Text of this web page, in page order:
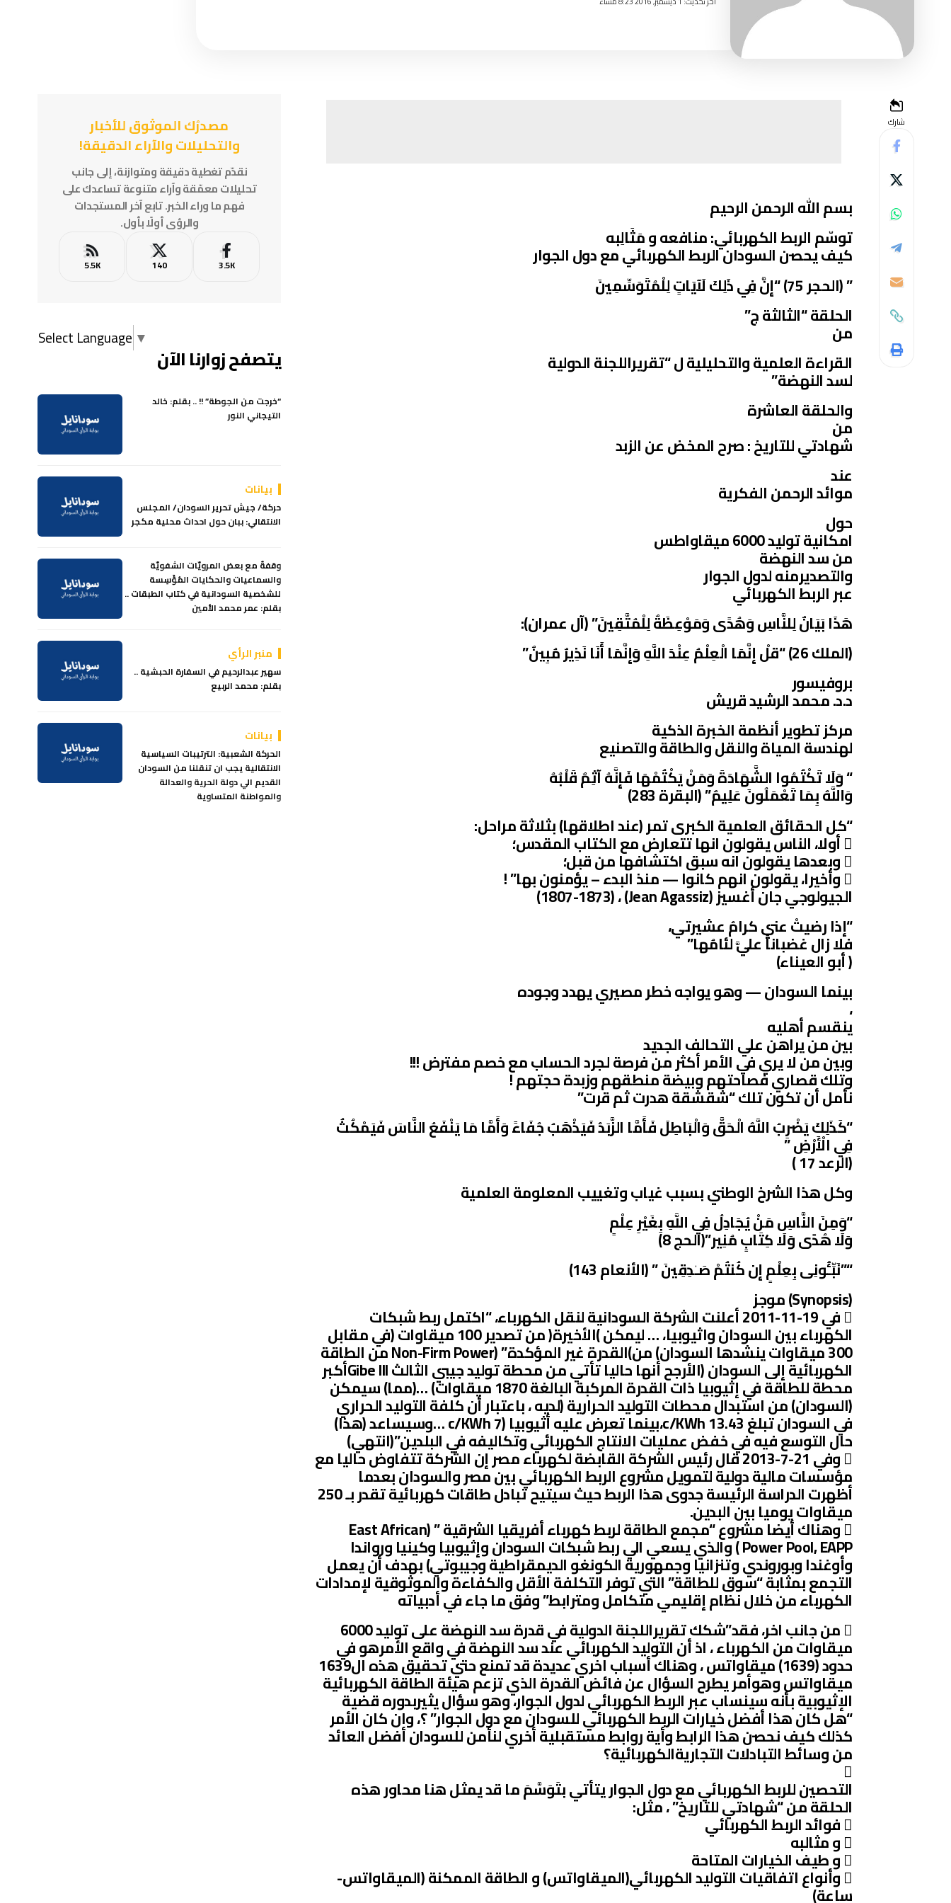
شارك
بسم الله الرحمن الرحيم
توسّم الربط الكهربائي: منافعه و مَثَالِبه
كيف يحصن السودان الربط الكهربائي مع دول الجوار
” (الحجر 75) “إِنَّ فِي ذَلِكَ لَآيَاتٍ لِلْمُتَوَسِّمِينَ
الحلقة “الثالثة ج”
من
القراءة العلمية والتحليلية ل “تقريراللجنة الدولية
لسد النهضة”
والحلقة العاشرة
من
شهادتي للتاريخ : صرح المخض عن الزبد
عند
موائد الرحمن الفكرية
حول
امكانية توليد 6000 ميقاواطس
من سد النهضة
والتصديرمنه لدول الجوار
عبر الربط الكهربائي
هَذَا بَيَانٌ لِلنَّاسِ وَهُدًى وَمَوْعِظَةٌ لِلْمُتَّقِينَ” (آل عمران):
(الملك 26) “قلْ إِنَّمَا الْعِلْمُ عِنْدَ اللَّهِ وَإِنَّمَا أَنَا نَذِيرٌ مُبِينٌ”
بروفيسور
د.د. محمد الرشيد قريش
مركز تطوير أنظمة الخبرة الذكية
لهندسة المياة والنقل والطاقة والتصنيع
“ وَلَا تَكْتُمُوا الشَّهَادَةَ وَمَنْ يَكْتُمْهَا فَإِنَّهُ آثِمٌ قَلْبُهُ
وَاللَّهُ بِمَا تَعْمَلُونَ عَلِيمٌ” (البقرة 283)
“كل الحقائق العلمية الكبرى تمر (عند اطلاقها) بثلاثة مراحل:
 أولا، الناس يقولون انها تتعارض مع الكتاب المقدس؛
 وبعدها يقولون انه سبق اكتشافها من قبل؛
 وأخيرا، يقولون انهم كانوا — منذ البدء – يؤمنون بها” !
الجيولوجي جان أغسيز (Jean Agassiz) ، (1807-1873)
“إذا رضيتْ عني كرامُ عشيرتي،
فلا زال غضباناً عليَّ لئامُها”
( أبو العيناء)
بينما السودان — وهو يواجه خطر مصيري يهدد وجوده
،
ينقسم أهليه
بين من يراهن علي التحالف الجديد
وبين من لا يري في الأمر أكثر من فرصة لجرد الحساب مع خصم مفترض !!!
وتلك قصاري فصاحتهم وبيضة منطقهم وزبدة حجتهم !
نأمل أن تكون تلك “شقشقة هدرت ثم قرت”
“كَذَلِكَ يَضْرِبُ اللَّهُ الْحَقَّ وَالْبَاطِلَ فَأَمَّا الزَّبَدُ فَيَذْهَبُ جُفَاءً وَأَمَّا مَا يَنْفَعُ النَّاسَ فَيَمْكُثُ
فِي الْأَرْضِ ”
(الرعد 17 )
وكل هذا الشرخ الوطني بسبب غياب وتغييب المعلومة العلمية
“وَمِنَ النَّاسِ مَنْ يُجَادِلُ فِي اللَّهِ بِغَيْرِ عِلْمٍ
وَلَا هُدًى وَلَا كِتَابٍ مُنِير”(الحج 8)
“”نَبِّـُٔونِى بِعِلْمٍ إِن كُنتُمْ صَـٰدِقِينَ ” (الأنعام 143)
(Synopsis) موجز
 في 19-11-2011 أعلنت الشركة السودانية لنقل الكهرباء، “اكتمل ربط شبكات
الكهرباء بين السودان واثيوبيا، … ليمكن )الأخيرة( من تصدير 100 ميقاوات (في مقابل
300 ميقاوات ينشدها السودان) من)القدرة غير المؤكدة” (Non-Firm Power من الطاقة
الكهربائية إلى السودان (الأرجح أنها حاليا تأتي من محطة توليد جيبي الثالث Gibe IIIأكبر
محطة للطاقة في إثيوبيا ذات القدرة المركبة البالغة 1870 ميقاوات) …(مما) سيمكن
(السودان) من استبدال محطات التوليد الحرارية (لديه ، باعتبار أن كلفة التوليد الحراري
في السودان تبلغ 13.43 c/KWh،بينما تعرض عليه أثيوبيا (7 c/KWh …وسيساعد (هذا)
حال التوسع فيه في خفض عمليات الانتاج الكهربائي وتكاليفه في البلدين”(انتهي)
 وفي 21-7-2013 قال رئيس الشركة القابضة لكهرباء مصر إن الشركة تتفاوض حاليا مع
مؤسسات مالية دولية لتمويل مشروع الربط الكهربائي بين مصر والسودان بعدما
أظهرت الدراسة الرئيسة جدوى هذا الربط حيث سيتيح تبادل طاقات كهربائية تقدر بـ 250
ميقاوات يوميا بين البدين.
 وهناك أيضا مشروع “مجمع الطاقة لربط كهرباء أفريقيا الشرقية ” (East African
Power Pool, EAPP ) والذي يسعي الي ربط شبكات السودان وإثيوبيا وكينيا ورواندا
وأوغندا وبوروندي وتنزانيا وجمهورية الكونغو الديمقراطية وجيبوتي) بهدف أن يعمل
التجمع بمثابة “سوق للطاقة” التي توفر التكلفة الأقل والكفاءة والموثوقية لإمدادات
الكهرباء من خلال نظام إقليمي متكامل ومترابط” وفق ما جاء في أدبياته
 من جانب اخر، فقد”شكك تقريراللجنة الدولية في قدرة سد النهضة على توليد 6000
ميقاوات من الكهرباء ، اذ أن التوليد الكهربائي عند سد النهضة في واقع الأمرهو في
حدود (1639) ميقاواتس ، وهناك أسباب اخري عديدة قد تمنع حتي تحقيق هذه ال1639
ميقاواتس وهوأمر يطرح السؤال عن فائض القدرة الذي تزعم هيئة الطاقة الكهربائية
الإثيوبية بأنه سينساب عبر الربط الكهربائي لدول الجوار، وهو سؤال يثيربدوره قضية
“هل كان هذا أفضل خيارات الربط الكهربائي للسودان مع دول الجوار” ؟، وان كان الأمر
كذلك كيف نحصن هذا الرابط وأية روابط مستقبلية أخري لنأمن للسودان أفضل العائد
من وسائط التبادلات التجاريةالكهربائية؟

التحصين للربط الكهربائي مع دول الجوار يتأتي بتَوَسَّمَ ما قد يمثل هنا محاور هذه
الحلقة من “شهادتي للتاريخ” ، مثل:
 فوائد الربط الكهربائي
 و مثالبه
 و طيف الخيارات المتاحة
 وأنواع اتفاقيات التوليد الكهربائي(الميقاواتس) و الطاقة الممكنة (الميقاواتس-
ساعة)
مصدرُك الموثوق للأخبار
والتحليلات والآراء الدقيقة!
نقدّم تغطية دقيقة ومتوازنة، إلى جانب
تحليلات معمّقة وآراء متنوعة تساعدك على
فهم ما وراء الخبر. تابع آخر المستجدات
والرؤى أولًا بأول.
3.5K
140
5.5K
Select Language ▼
يتصفح زوارنا الآن
“خرجت من الجوطة” !! .. بقلم: خالد
التيجاني النور
بيانات
حركة/ جيش تحرير السودان/ المجلس
الانتقالي: ببان حول احداث محلية مكجر
وقفةٌ مع بعض المرويّات الشفويّة
والسماعيات والحكايات المُؤَسِسة
للشخصية السودانية في كتاب الطبقات ..
بقلم: عمر محمد الأمين
منبر الرأي
سهير عبدالرحيم في السفارة الحبشية ..
بقلم: محمد الربيع
بيانات
الحركة الشعبية: الترتيبات السياسية
الانتقالية يجب ان تنقلنا من السودان
القديم الي دولة الحرية والعدالة
والمواطنة المتساوية